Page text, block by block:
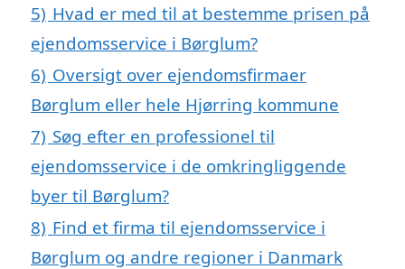
5) Hvad er med til at bestemme prisen på
ejendomsservice i Børglum?
6) Oversigt over ejendomsfirmaer
Børglum eller hele Hjørring kommune
7) Søg efter en professionel til
ejendomsservice i de omkringliggende
byer til Børglum?
8) Find et firma til ejendomsservice i
Børglum og andre regioner i Danmark